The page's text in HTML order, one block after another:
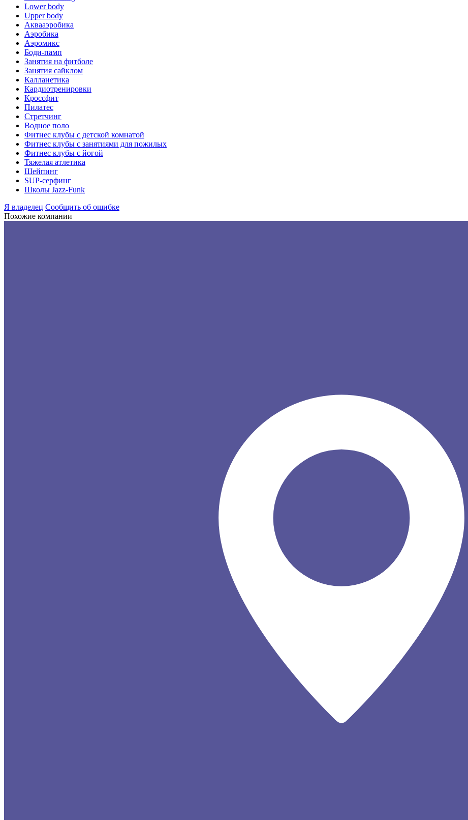
Lower body
Upper body
Аквааэробика
Аэробика
Аэромикс
Боди-памп
Занятия на фитболе
Занятия сайклом
Калланетика
Кардиотренировки
Кроссфит
Пилатес
Стретчинг
Водное поло
Фитнес клубы с детской комнатой
Фитнес клубы с занятиями для пожилых
Фитнес клубы с йогой
Тяжелая атлетика
Шейпинг
SUP-серфинг
Школы Jazz-Funk
Я владелец Сообщить об ошибке
Похожие компании